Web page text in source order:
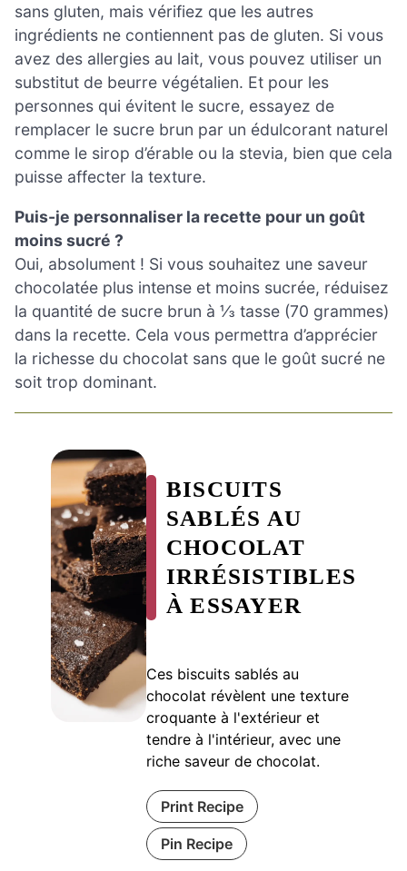
sans gluten, mais vérifiez que les autres
ingrédients ne contiennent pas de gluten. Si vous
avez des allergies au lait, vous pouvez utiliser un
substitut de beurre végétalien. Et pour les
personnes qui évitent le sucre, essayez de
remplacer le sucre brun par un édulcorant naturel
comme le sirop d’érable ou la stevia, bien que cela
puisse affecter la texture.
Puis-je personnaliser la recette pour un goût
moins sucré ?
Oui, absolument ! Si vous souhaitez une saveur
chocolatée plus intense et moins sucrée, réduisez
la quantité de sucre brun à ⅓ tasse (70 grammes)
dans la recette. Cela vous permettra d’apprécier
la richesse du chocolat sans que le goût sucré ne
soit trop dominant.
BISCUITS
SABLÉS AU
CHOCOLAT
IRRÉSISTIBLES
À ESSAYER
Ces biscuits sablés au
chocolat révèlent une texture
croquante à l'extérieur et
tendre à l'intérieur, avec une
riche saveur de chocolat.
Print Recipe
Pin Recipe